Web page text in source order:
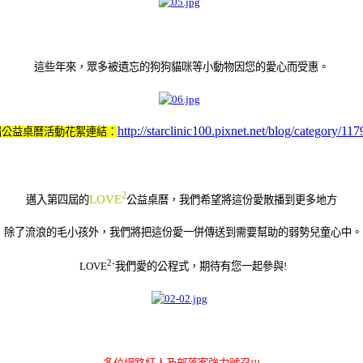
這些年來，眾多被遺忘的狗狗貓咪等小動物因您的愛心而受惠。
益桌曆活動花絮連結： http://starclinic100.pixnet.net/blog/category/
邁入第四屆的LOVE2公益桌曆，我們希望將這份愛散播到更多地方
除了流浪的毛小孩外，我們將把這份愛一併傳送到需要幫助的弱勢兒童心中。
LOVE2-我們愛的公程式，期待有您一起參與!